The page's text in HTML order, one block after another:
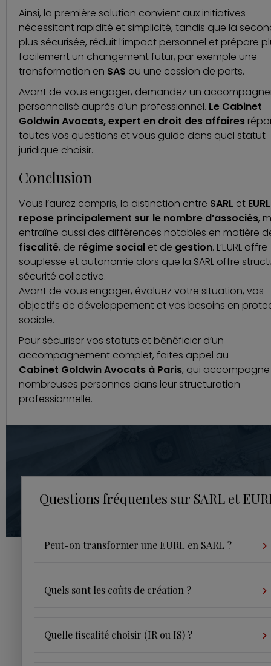
Ainsi, la première solution convient aux initiatives
nécessitant rapidité et simplicité, tandis que la
plus sécurisée, réduit l’impact personnel et prépare
facilement un changement futur, par exemple une
transformation en SAS ou une cession de parts.
Avant de vous engager, demandez un
personnalisé auprès d’un professionnel. Le Cabinet
Goldwin Avocats,expert en droit des affaires
toutes vos questions et vous guide dans quel statut
juridique choisir.
Conclusion
Vous l’aurez compris, la distinction entre SARL et EURL
repose principalement sur le nombre d’associés,
entraîne aussi des différences notables en matière
fiscalité, de régime social et de gestion. L’EURL offre
souplesse et autonomie alors que la SARL offre
sécurité collective.
Avant de vous engager, évaluez votre situation, vos
objectifs de développement et vos besoins en
sociale.
Pour sécuriser vos statuts et bénéficier d’un
accompagnement complet, faites appel au
Cabinet Goldwin Avocats à Paris, qui
nombreuses personnes dans leur structuration
professionnelle.
Questions fréquentes sur SARL et
Peut-on transformer une EURL en SARL ?
Quels sont les coûts de création ?
Quelle fiscalité choisir (IR ou IS) ?